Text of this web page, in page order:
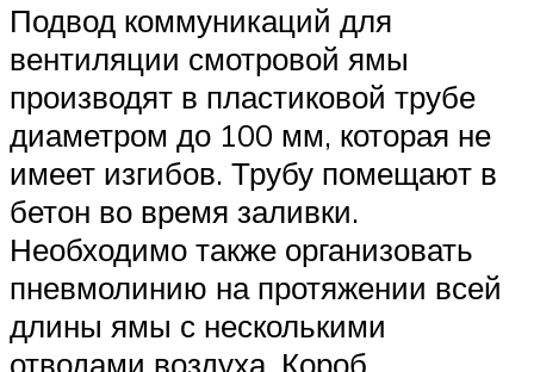
Подвод коммуникаций для
вентиляции смотровой ямы
производят в пластиковой трубе
диаметром до 100 мм, которая не
имеет изгибов. Трубу помещают в
бетон во время заливки.
Необходимо также организовать
пневмолинию на протяжении всей
длины ямы с несколькими
отводами воздуха. Короб